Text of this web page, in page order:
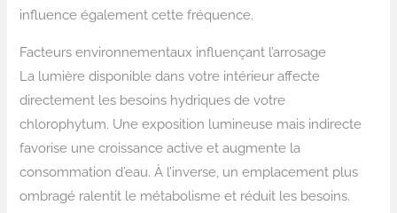
influence également cette fréquence.
Facteurs environnementaux influençant l’arrosage
La lumière disponible dans votre intérieur affecte
directement les besoins hydriques de votre
chlorophytum. Une exposition lumineuse mais indirecte
favorise une croissance active et augmente la
consommation d’eau. À l’inverse, un emplacement plus
ombragé ralentit le métabolisme et réduit les besoins.